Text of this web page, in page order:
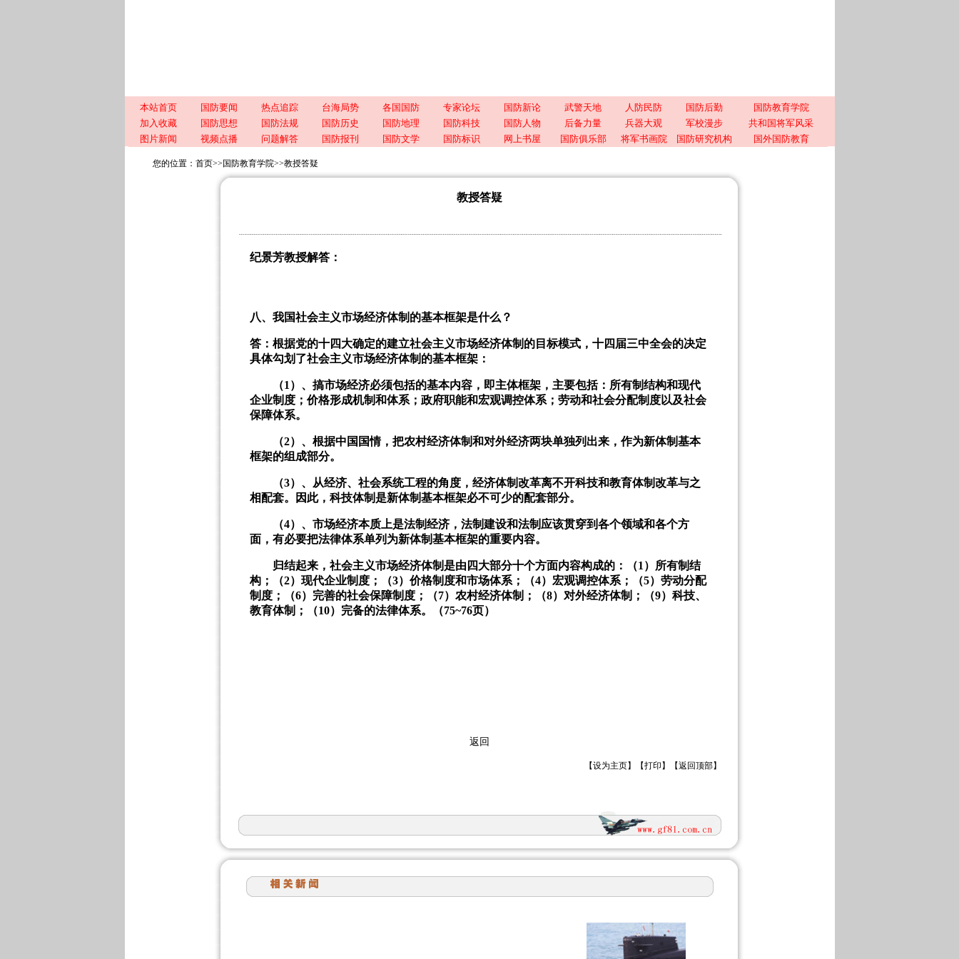
本站首页 国防要闻 热点追踪 台海局势 各国国防 专家论坛 国防新论 武警天地 人防民防 国防后勤
国防教育学院
加入收藏
国防思想 国防法规 国防历史 国防地理 国防科技 国防人物 后备力量 兵器大观 军校漫步
共和国将军风采
图片新闻
视频点播 问题解答 国防报刊 国防文学 国防标识 网上书屋 国防俱乐部 将军书画院 国防研究机构 国外国防教育
您的位置： 首页>> 国防教育学院>>教授答疑
教授答疑
纪景芳教授解答：
八、我国社会主义市场经济体制的基本框架是什么？
答：根据党的十四大确定的建立社会主义市场经济体制的目标模式，十四届三中全会的决定
具体勾划了社会主义市场经济体制的基本框架：
（1 ）、搞市场经济必须包括的基本内容，即主体框架，主要包括：所有制结构和现代
企业制度；价格形成机制和体系；政府职能和宏观调控体系；劳动和社会分配制度以及社会
保障体系。
（2）、根据中国国情，把农村经济体制和对外经济两块单独列出来，作为新体制基本
框架的组成部分。
（3）、从经济、社会系统工程的角度，经济体制改革离不开科技和教育体制改革与之
相配套。因此，科技体制是新体制基本框架必不可少的配套部分。
（4）、市场经济本质上是法制经济，法制建设和法制应该贯穿到各个领域和各个方
面，有必要把法律体系单列为新体制基本框架的重要内容。
归结起来，社会主义市场经济体制是由四大部分十个方面内容构成的：（1 ）所有制结
构；（2）现代企业制度；（3）价格制度和市场体系；（4）宏观调控体系；（5）劳动分配
制度；（6）完善的社会保障制度；（7）农村经济体制；（8）对外经济体制；（9）科技、
教育体制；（10）完备的法律体系。（75~76页）
返回
【设为主页】【打印 】【返回顶部】